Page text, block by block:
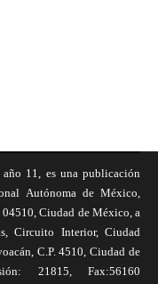
11, es una publicación
Autónoma de México,
Ciudad de México, a
Circuito Interior, Ciudad
C.P. 4510, Ciudad de
21815, Fax:56160